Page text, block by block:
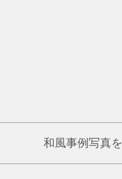
和風事例写真